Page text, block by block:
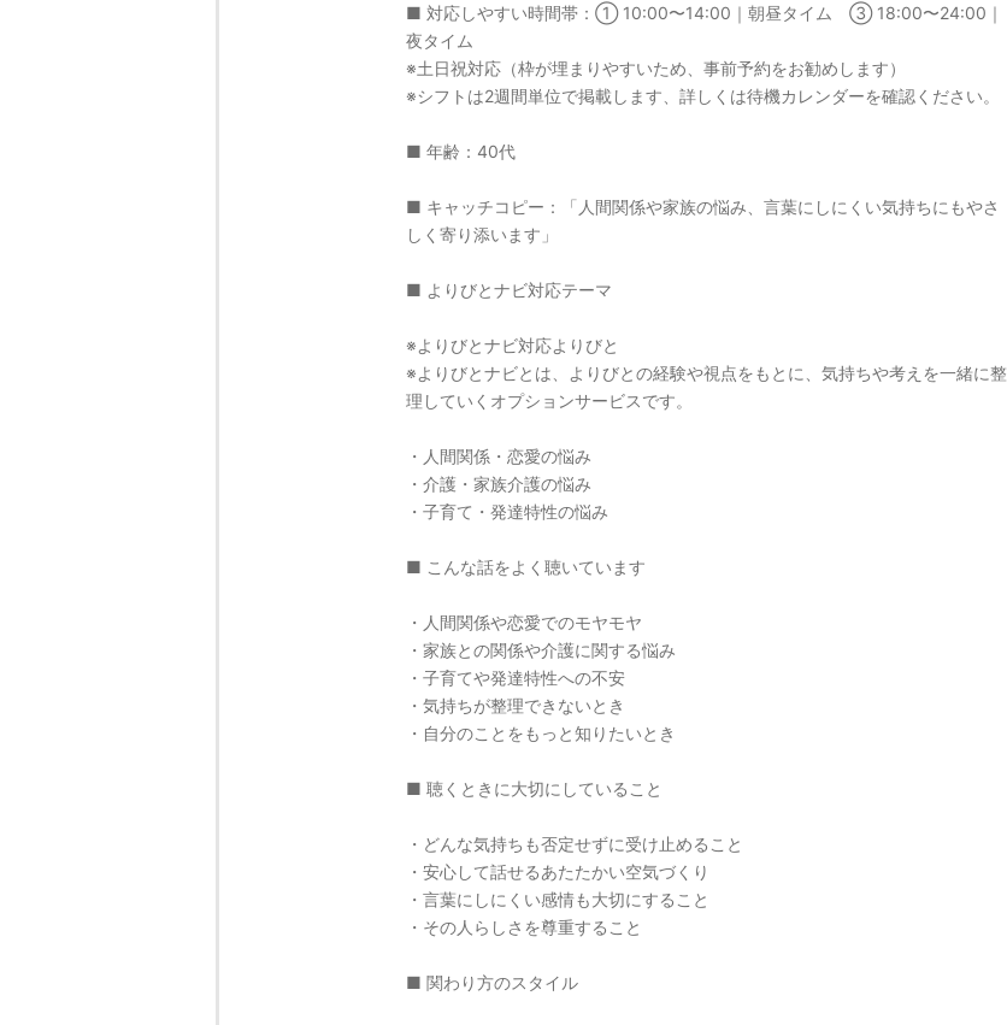
■ 対応しやすい時間帯：① 10:00〜14:00｜朝昼タイム ③ 18:00〜24:00｜
夜タイム
※土日祝対応（枠が埋まりやすいため、事前予約をお勧めします）
※シフトは2週間単位で掲載します、詳しくは待機カレンダーを確認ください。
■ 年齢：40代
■ キャッチコピー：「人間関係や家族の悩み、言葉にしにくい気持ちにもやさ
しく寄り添います」
■ よりびとナビ対応テーマ
※よりびとナビ対応よりびと
※よりびとナビとは、よりびとの経験や視点をもとに、気持ちや考えを一緒に整
理していくオプションサービスです。
・人間関係・恋愛の悩み
・介護・家族介護の悩み
・子育て・発達特性の悩み
■ こんな話をよく聴いています
・人間関係や恋愛でのモヤモヤ
・家族との関係や介護に関する悩み
・子育てや発達特性への不安
・気持ちが整理できないとき
・自分のことをもっと知りたいとき
■ 聴くときに大切にしていること
・どんな気持ちも否定せずに受け止めること
・安心して話せるあたたかい空気づくり
・言葉にしにくい感情も大切にすること
・その人らしさを尊重すること
■ 関わり方のスタイル